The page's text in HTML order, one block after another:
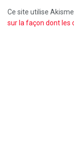
Ce site utilise
sur la façon dont les